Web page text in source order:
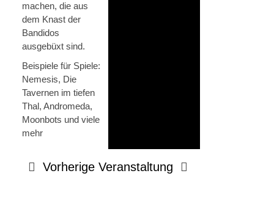
machen, die aus
dem Knast der
Bandidos
ausgebüxt sind.
Beispiele für Spiele:
Nemesis, Die
Tavernen im tiefen
Thal, Andromeda,
Moonbots und viele
mehr
Vorherige Veranstaltung